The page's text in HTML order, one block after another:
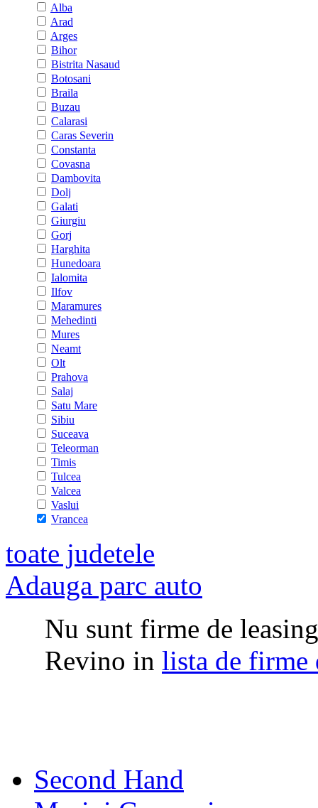
Alba
Arad
Arges
Bihor
Bistrita Nasaud
Botosani
Braila
Buzau
Calarasi
Caras Severin
Constanta
Covasna
Dambovita
Dolj
Galati
Giurgiu
Gorj
Harghita
Hunedoara
Ialomita
Ilfov
Maramures
Mehedinti
Mures
Neamt
Olt
Prahova
Salaj
Satu Mare
Sibiu
Suceava
Teleorman
Timis
Tulcea
Valcea
Vaslui
Vrancea
toate judetele
Adauga parc auto
Nu sunt firme de
Revino in lista de firme
Second Hand